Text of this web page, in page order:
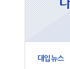
대입뉴스